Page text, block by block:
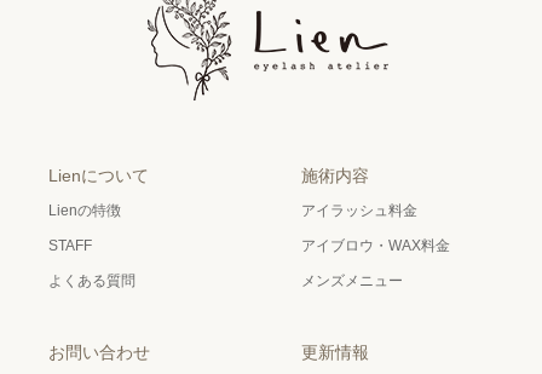
Lienについて
Lienの特徴
STAFF
よくある質問
施術内容
アイラッシュ料金
アイブロウ・WAX料金
メンズメニュー
お問い合わせ 更新情報